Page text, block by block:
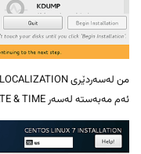
ئەم مەبەستە لەسەر DATE & TIME کرتەیێک دەکەم و کاتی شوێنەکەم هەڵدەبژێرم.